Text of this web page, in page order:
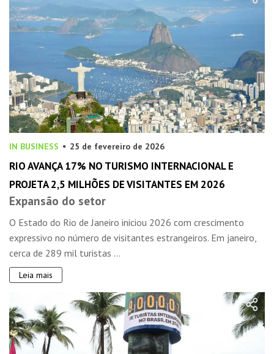
IN BUSINESS 25 de fevereiro de 2026
RIO AVANÇA 17% NO TURISMO INTERNACIONAL E
PROJETA 2,5 MILHÕES DE VISITANTES EM 2026
Expansão do setor
O Estado do Rio de Janeiro iniciou 2026 com crescimento
expressivo no número de visitantes estrangeiros. Em janeiro,
cerca de 289 mil turistas ...
Leia mais